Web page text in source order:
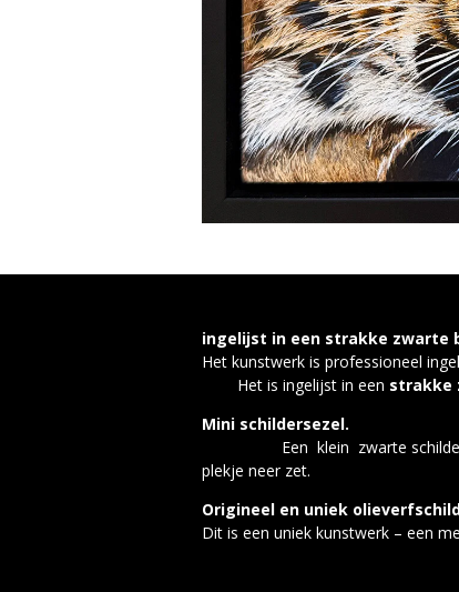
ingelijst in een strakke zwarte
Het kunstwerk
Het is ingelijst in een strakke
Mini
Een klein zwarte
plekje neer zet.
Origineel en uniek
Dit is een uniek kunstwerk – een